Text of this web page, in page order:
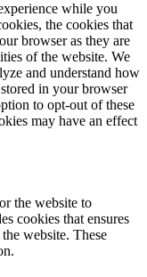
while you
the cookies that
browser as they are
of the website. We
and understand how
in your browser
to opt-out of these
may have an effect
the website to
cookies that ensures
website. These